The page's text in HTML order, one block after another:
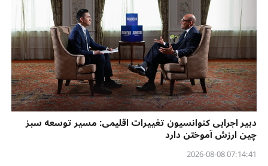
دبیر اجرایی کنوانسیون تغییرات اقلیمی: مسیر توسعه سبز
چین ارزش آموختن دارد
07:14:41 2026-08-08